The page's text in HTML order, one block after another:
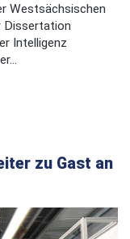
Westsächsischen
Dissertation
Intelligenz
zu Gast an